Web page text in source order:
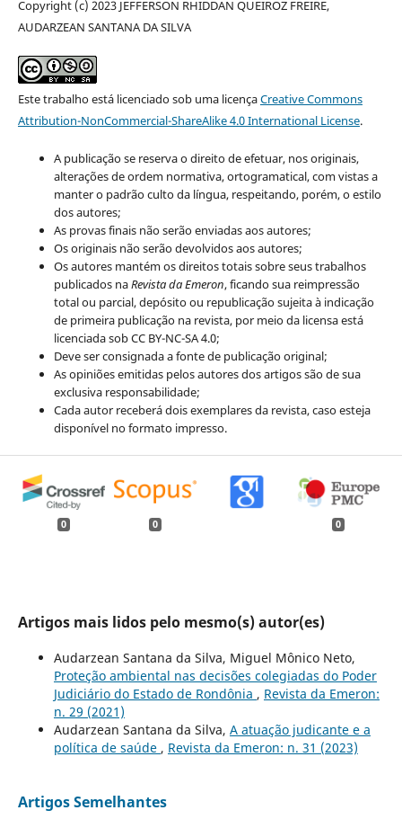
Copyright (c) 2023 JEFFERSON RHIDDAN QUEIROZ FREIRE,
AUDARZEAN SANTANA DA SILVA
Este trabalho está licenciado sob uma licençaCreative Commons
Attribution-NonCommercial-ShareAlike 4.0 International License.
A publicação se reserva o direito de efetuar, nos originais,
alterações de ordem normativa, ortogramatical, com vistas a
manter o padrão culto da língua, respeitando, porém, o estilo
dos autores;
As provas finais não serão enviadas aos autores;
Os originais não serão devolvidos aos autores;
Os autores mantém os direitos totais sobre seus trabalhos
publicados naRevista da Emeron, ficando sua reimpressão
total ou parcial, depósito ou republicação sujeita à indicação
de primeira publicação na revista, por meio da licensa está
licenciada sob CC BY-NC-SA 4.0;
Deve ser consignada a fonte de publicação original;
As opiniões emitidas pelos autores dos artigos são de sua
exclusiva responsabilidade;
Cada autor receberá dois exemplares da revista, caso esteja
disponível no formato impresso.
0 0 0
Artigos mais lidos pelo mesmo(s) autor(es)
Audarzean Santana da Silva, Miguel Mônico Neto,
Proteção ambiental nas decisões colegiadas do Poder
Judiciário do Estado de Rondônia , Revista da Emeron:
n. 29 (2021)
Audarzean Santana da Silva, A atuação judicante e a
política de saúde , Revista da Emeron: n. 31 (2023)
Artigos Semelhantes